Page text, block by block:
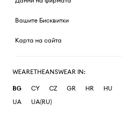
Вашите Бисквитки
Карта на сайта
WEARETHEANSWEAR IN:
BG CY CZ GR HR HU
UA
UA(RU)